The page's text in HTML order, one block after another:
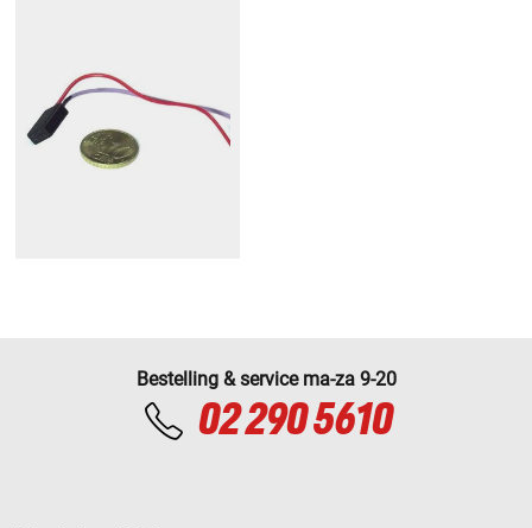
Bestelling & service ma-za 9-20
02 290 5610